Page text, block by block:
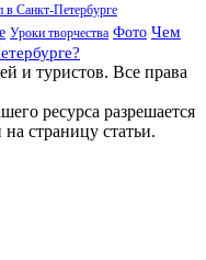
в Санкт-Петербурге
Уроки творчества Фото Чем
и туристов. Все права
ресурса разрешается
страницу статьи.